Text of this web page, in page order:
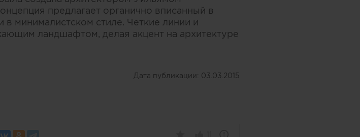
предлагает органично вписанный в
в минималистском стиле. Четкие линии и
ландшафтом, делая акцент на архитектуре
Дата публикации: 03.03.2015